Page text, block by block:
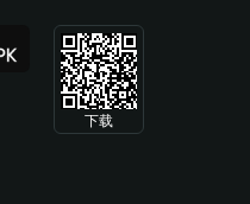
下载